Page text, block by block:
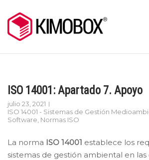
to
content
ISO 14001: Apartado 7. Apoyo
julio 23, 2021
ISO 14001 - Sistemas de Gestión
Software Normas ISO
La norma ISO 14001 establece los
sistemas de gestión ambiental en las